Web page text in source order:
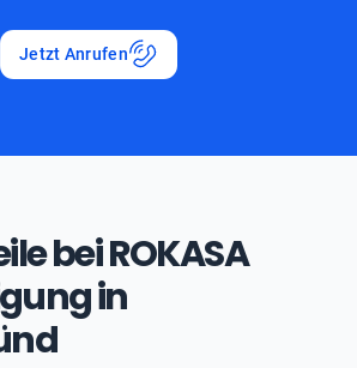
Jetzt Anrufen
bei ROKASA
in